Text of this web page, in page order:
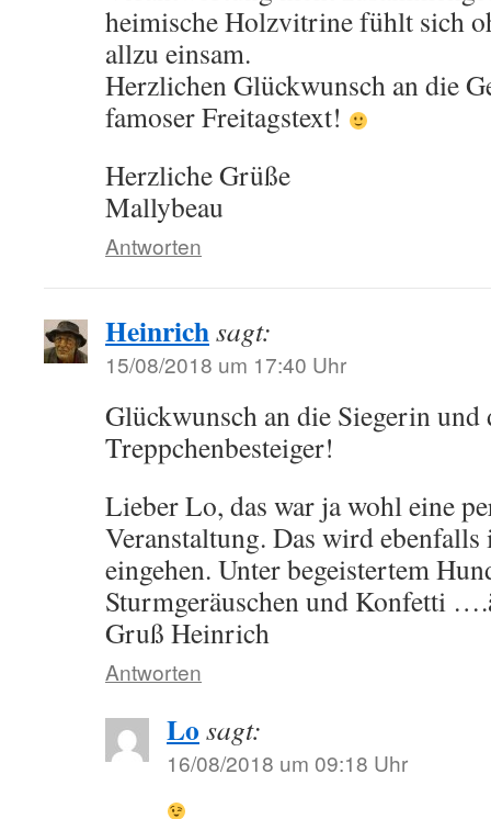
heimische Holzvitrine fühlt sich
allzu einsam.
Herzlichen Glückwunsch an die
famoser Freitagstext!
Herzliche Grüße
Mallybeau
Antworten
Heinrichsagt:
15/08/2018 um 17:40 Uhr
Glückwunsch an die Siegerin und
Treppchenbesteiger!
Lieber Lo, das war ja wohl eine
Veranstaltung. Das wird ebenfalls
eingehen. Unter begeistertem
Sturmgeräuschen und Konfetti
Gruß Heinrich
Antworten
Lo sagt:
16/08/2018 um 09:18 Uhr